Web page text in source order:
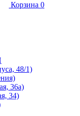
Корзина 0
48/1)
36а)
34)